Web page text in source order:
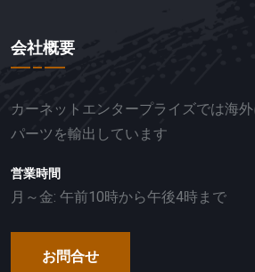
会社概要
カーネットエンタープライズでは海
パーツを輸出しています
営業時間
月～金: 午前10時から午後4時まで
お問合せ